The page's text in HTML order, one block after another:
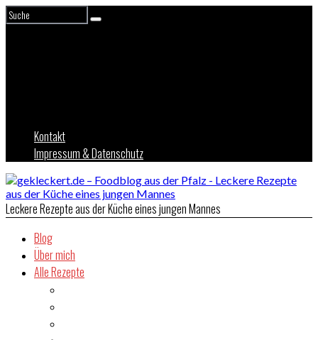
Kontakt
Impressum & Datenschutz
Leckere Rezepte aus der Küche eines jungen Mannes
Blog
Über mich
Alle Rezepte